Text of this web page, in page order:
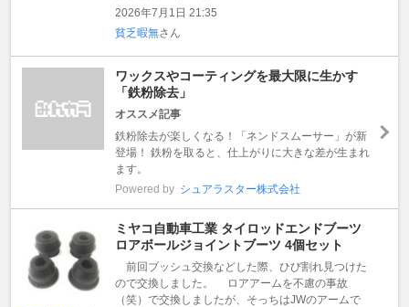
2026年7月1日 21:35
貧乏暇無さん
ワックスやコーティングを最大限に生かす
「鉄粉除去」
オススメ記事
鉄粉除去が楽しくなる！「ネンドスムーサー」が新
登場！ 鉄粉を取ると、仕上がりに大きな差が生まれ
ます。
Powered by シュアラスター株式会社
ミヤコ自動車工業 タイロッドエンドブーツ
ロアボールジョイントブーツ 4個セット
前回ブッシュ交換などした際、ひび割れ見つけた
ので交換しました。 ロアアームを不慮の事故
（笑）で交換しましたが、そっちはJWのアームで